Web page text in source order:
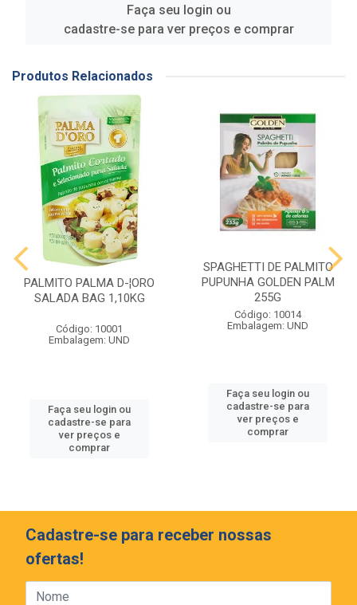
Faça seu login ou
cadastre-se para ver preços e comprar
Produtos Relacionados
PALMITO PALMA D-¦ORO
SALADA BAG 1,10KG
Código: 10001
Embalagem: UND
Faça seu login ou
cadastre-se para
ver preços e
comprar
SPAGHETTI DE PALMITO
PUPUNHA GOLDEN PALM
255G
Código: 10014
Embalagem: UND
Faça seu login ou
cadastre-se para
ver preços e
comprar
Cadastre-se para receber nossas
ofertas!